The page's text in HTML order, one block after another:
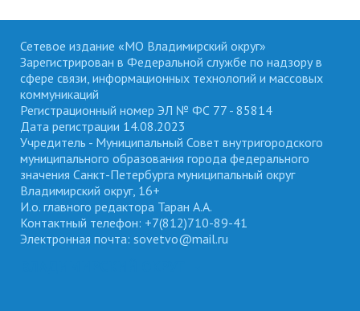
Сетевое издание «МО Владимирский округ»
Зарегистрирован в Федеральной службе по надзору в
сфере связи, информационных технологий и массовых
коммуникаций
Регистрационный номер ЭЛ № ФС 77 - 85814
Дата регистрации 14.08.2023
Учредитель - Муниципальный Совет внутригородского
муниципального образования города федерального
значения Санкт-Петербурга муниципальный округ
Владимирский округ, 16+
И.о. главного редактора Таран А.А.
Контактный телефон: +7(812)710-89-41
Электронная почта: sovetvo@mail.ru